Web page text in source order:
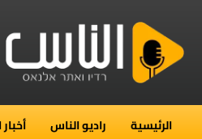
الرئيسية راديو الناس